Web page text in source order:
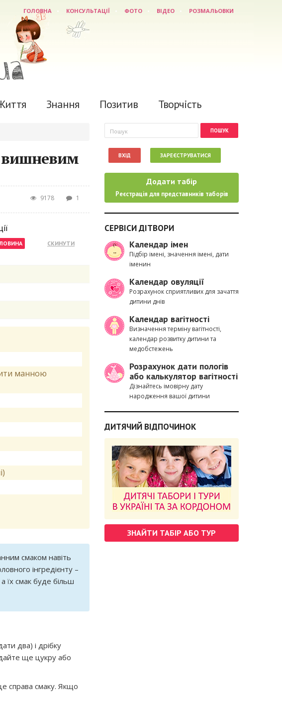
ГОЛОВНА КОНСУЛЬТАЦІЇ ФОТО ВІДЕО РОЗМАЛЬОВКИ
Знання Позитив Творчість
9178 1
манною
смаком навіть
інгредієнту –
їх смак буде більш
два) і дрібку
ще цукру або
справа смаку. Якщо
Пошукова форма
Пошук
ВХІД ЗАРЕЄСТРУВАТИСЯ
Додати табір
Реєстрація для представників таборів
СЕРВІСИ ДІТВОРИ
Календар імен
Підбір імені, значення імені, дати
іменин
Календар овуляції
Розрахунок сприятливих для зачаття
дитини днів
Календар вагітності
Визначення терміну вагітності,
календар розвитку дитини та
медобстежень
Розрахунок дати пологів
або калькулятор вагітності
Дізнайтесь імовірну дату
народження вашої дитини
ДИТЯЧИЙ ВІДПОЧИНОК
ЗНАЙТИ ТАБІР АБО ТУР